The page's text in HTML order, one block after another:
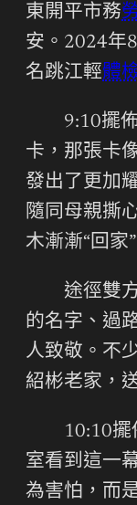
東開平市務
安。2024年
名跳江輕體
9:10擺
卡，那張卡
發出了更加
隨同母親撕
木漸漸“回家”
途徑雙
的名字、過
人致敬。不
紹彬老家，
10:10擺
室看到這一
為害怕，而